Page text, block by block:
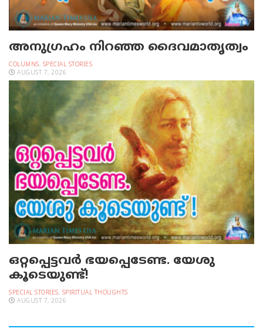
അനുഗ്രഹം നിറഞ്ഞ ദൈവമാതൃത്വം
COLUMNS, SPECIAL STORIES
AUGUST 7, 2026
ഒറ്റപ്പെട്ടവര്‍ ഭയപ്പെടേണ്ട. യേശു
കൂടെയുണ്ട്!
SPECIAL STORIES, SPIRITUAL THOUGHTS
AUGUST 7, 2026